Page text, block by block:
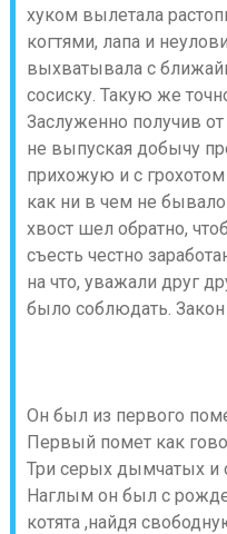
хуком вылетала
когтями, лапа и
выхватывала с
сосиску. Такую же
Заслуженно получив
не выпуская добычу
прихожую и с
как ни в чем не
хвост шел обратно,
съесть честно
на что, уважали друг
было соблюдать. Закон
Он был из первого
Первый помет как
Три серых дымчатых и
Наглым он был с
котята ,найдя